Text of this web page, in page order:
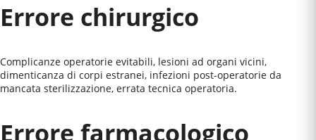
Errore chirurgico
Complicanze operatorie evitabili, lesioni ad organi vicini,
dimenticanza di corpi estranei, infezioni post-operatorie da
mancata sterilizzazione, errata tecnica operatoria.
Errore farmacologico